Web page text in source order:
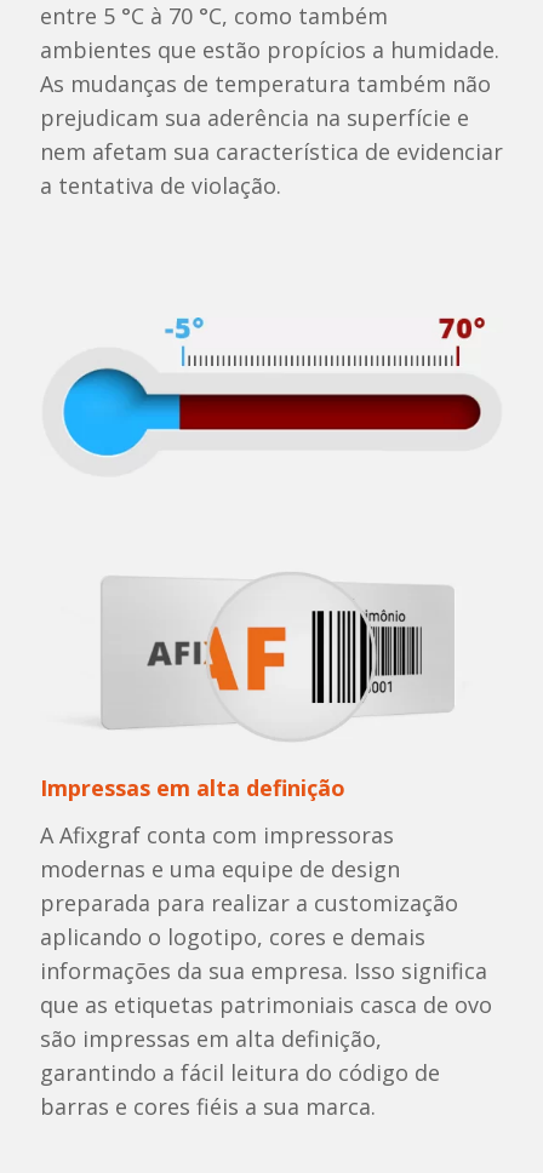
entre 5 °C à 70 °C, como também
ambientes que estão propícios a humidade.
As mudanças de temperatura também não
prejudicam sua aderência na superfície e
nem afetam sua característica de evidenciar
a tentativa de violação.
Impressas em alta definição
A Afixgraf conta com impressoras
modernas e uma equipe de design
preparada para realizar a customização
aplicando o logotipo, cores e demais
informações da sua empresa. Isso significa
que as etiquetas patrimoniais casca de ovo
são impressas em alta definição,
garantindo a fácil leitura do código de
barras e cores fiéis a sua marca.